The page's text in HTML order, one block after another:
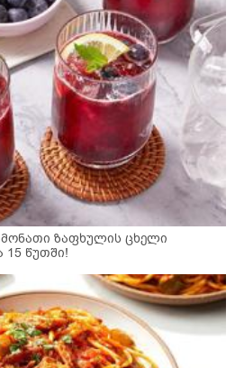
ზაფხულის ცხელი
15 წუთში!